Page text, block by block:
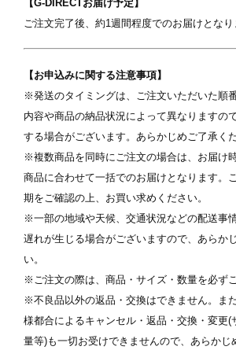
【G-DIRECTお届け予定】
ご注文完了後、約1週間程度でのお届けとなり
【お申込みに関する注意事項】
※発送のタイミングは、ご注文いただいた順
内容や商品の納品状況によって異なりますの
する場合がございます。あらかじめご了承くだ
※複数商品を同時にご注文の場合は、お届け
商品に合わせて一括でのお届けとなります。
期をご確認の上、お買い求めください。
※一部の地域や天候、交通状況などの配送事
遅れが生じる場合がございますので、あらか
い。
※ご注文の際は、商品・サイズ・数量を必ず
※不良品以外の返品・交換はできません。ま
様都合によるキャンセル・返品・交換・変更(
量等)も一切お受けできませんので、あらかじ
写真を選択
※ 写真は配置後も変更できま